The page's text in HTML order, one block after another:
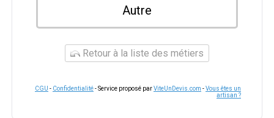
Autre
Retour à la liste des métiers
CGU - Confidentialité- Service proposé parViteUnDevis.com -Vous êtes un
artisan ?